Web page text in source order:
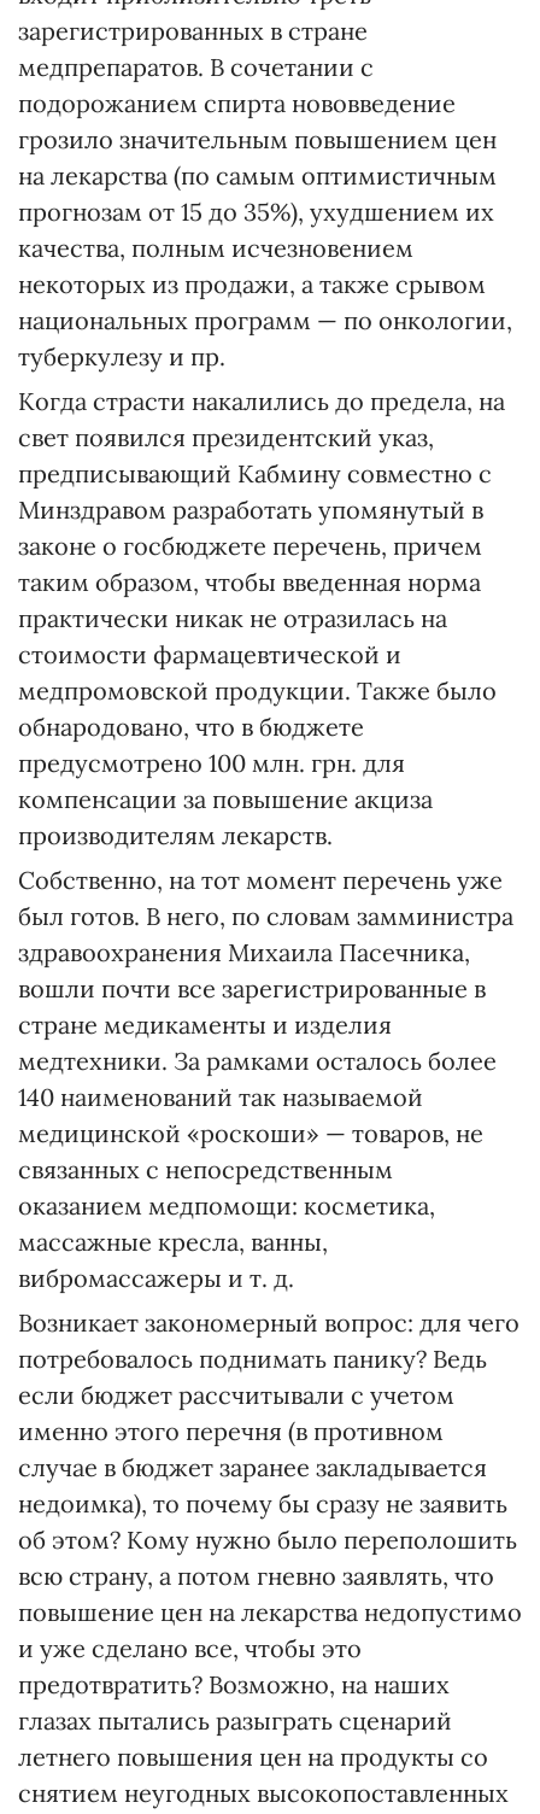
зарегистрированных в стране
медпрепаратов. В сочетании с
подорожанием спирта нововведение
грозило значительным повышением цен
на лекарства (по самым оптимистичным
прогнозам от 15 до 35%), ухудшением их
качества, полным исчезновением
некоторых из продажи, а также срывом
национальных программ — по онкологии,
туберкулезу и пр.
Когда страсти накалились до предела, на
свет появился президентский указ,
предписывающий Кабмину совместно с
Минздравом разработать упомянутый в
законе о госбюджете перечень, причем
таким образом, чтобы введенная норма
практически никак не отразилась на
стоимости фармацевтической и
медпромовской продукции. Также было
обнародовано, что в бюджете
предусмотрено 100 млн. грн. для
компенсации за повышение акциза
производителям лекарств.
Собственно, на тот момент перечень уже
был готов. В него, по словам замминистра
здравоохранения Михаила Пасечника,
вошли почти все зарегистрированные в
стране медикаменты и изделия
медтехники. За рамками осталось более
140 наименований так называемой
медицинской «роскоши» — товаров, не
связанных с непосредственным
оказанием медпомощи: косметика,
массажные кресла, ванны,
вибромассажеры и т. д.
Возникает закономерный вопрос: для чего
потребовалось поднимать панику? Ведь
если бюджет рассчитывали с учетом
именно этого перечня (в противном
случае в бюджет заранее закладывается
недоимка), то почему бы сразу не заявить
об этом? Кому нужно было переполошить
всю страну, а потом гневно заявлять, что
повышение цен на лекарства недопустимо
и уже сделано все, чтобы это
предотвратить? Возможно, на наших
глазах пытались разыграть сценарий
летнего повышения цен на продукты со
снятием неугодных высокопоставленных